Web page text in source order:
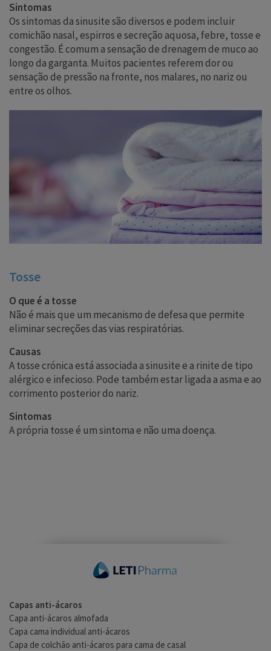
Sintomas
Os sintomas da sinusite são diversos e podem incluir
comichão nasal, espirros e secreção aquosa, febre, tosse e
congestão. É comum a sensação de drenagem de muco ao
longo da garganta. Muitos pacientes referem dor ou
sensação de pressão na fronte, nos malares, no nariz ou
entre os olhos.
Tosse
O que é a tosse
Não é mais que um mecanismo de defesa que permite
eliminar secreções das vias respiratórias.
Causas
A tosse crónica está associada a sinusite e a rinite de tipo
alérgico e infecioso. Pode também estar ligada a asma e ao
corrimento posterior do nariz.
Sintomas
A própria tosse é um sintoma e não uma doença.
Capas anti-ácaros
Capa anti-ácaros almofada
Capa cama individual anti-ácaros
Capa de colchão anti-ácaros para cama de casal